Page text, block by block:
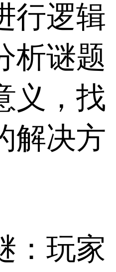
行逻辑
析谜题
义，找
解决方
：玩家